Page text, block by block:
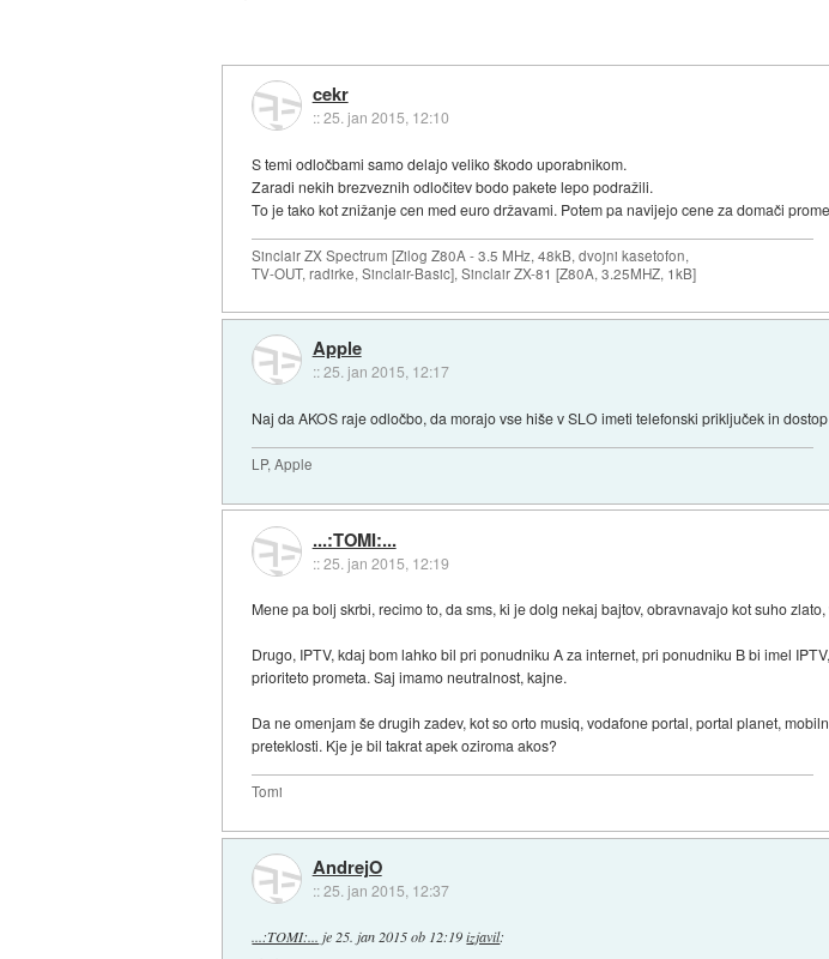
cekr
::25. jan 2015, 12:10
S temi odločbami samo delajo veliko škodo uporabnikom.
Zaradi nekih brezveznih odločitev bodo pakete lepo podražili.
To je tako kot znižanje cen med euro državami. Potem pa navijejo cene za domači
Sinclair ZX Spectrum [Zilog Z80A - 3.5 MHz, 48kB, dvojni kasetofon,
TV-OUT, radirke, Sinclair-Basic], Sinclair ZX-81 [Z80A, 3.25MHZ, 1kB]
Apple
::25. jan 2015, 12:17
Naj da AKOS raje odločbo, da morajo vse hiše v SLO imeti telefonski priključek in
LP, Apple
...:TOMI:...
::25. jan 2015, 12:19
Mene pa bolj skrbi, recimo to, da sms, ki je dolg nekaj bajtov, obravnavajo kot suho
Drugo, IPTV, kdaj bom lahko bil pri ponudniku A za internet, pri ponudniku B bi imel
prioriteto prometa. Saj imamo neutralnost, kajne.
Da ne omenjam še drugih zadev, kot so orto musiq, vodafone portal, portal planet,
preteklosti. Kje je bil takrat apek oziroma akos?
Tomi
AndrejO
::25. jan 2015, 12:37
...:TOMI:... je 25. jan 2015 ob 12:19 izjavil: